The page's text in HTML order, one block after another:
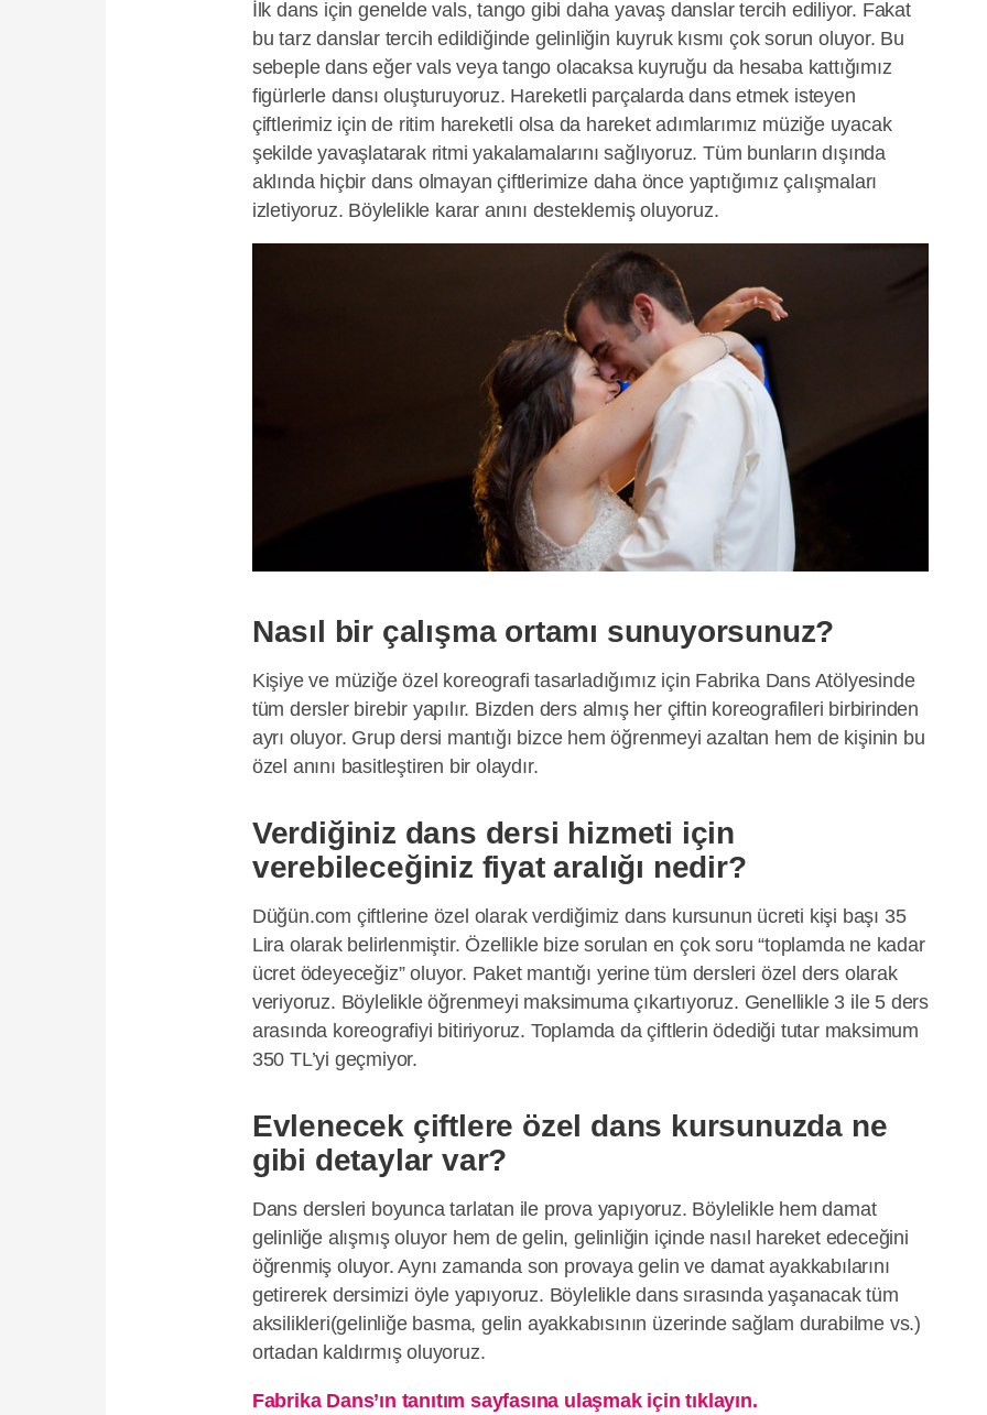
İlk dans için genelde vals, tango gibi daha yavaş danslar tercih ediliyor. Fakat
bu tarz danslar tercih edildiğinde gelinliğin kuyruk kısmı çok sorun oluyor. Bu
sebeple dans eğer vals veya tango olacaksa kuyruğu da hesaba kattığımız
figürlerle dansı oluşturuyoruz. Hareketli parçalarda dans etmek isteyen
çiftlerimiz için de ritim hareketli olsa da hareket adımlarımız müziğe uyacak
şekilde yavaşlatarak ritmi yakalamalarını sağlıyoruz. Tüm bunların dışında
aklında hiçbir dans olmayan çiftlerimize daha önce yaptığımız çalışmaları
izletiyoruz. Böylelikle karar anını desteklemiş oluyoruz.
Nasıl bir çalışma ortamı sunuyorsunuz?
Kişiye ve müziğe özel koreografi tasarladığımız için Fabrika Dans Atölyesinde
tüm dersler birebir yapılır. Bizden ders almış her çiftin koreografileri birbirinden
ayrı oluyor. Grup dersi mantığı bizce hem öğrenmeyi azaltan hem de kişinin bu
özel anını basitleştiren bir olaydır.
Verdiğiniz dans dersi hizmeti için
verebileceğiniz fiyat aralığı nedir?
Düğün.com çiftlerine özel olarak verdiğimiz dans kursunun ücreti kişi başı 35
Lira olarak belirlenmiştir. Özellikle bize sorulan en çok soru “toplamda ne kadar
ücret ödeyeceğiz” oluyor. Paket mantığı yerine tüm dersleri özel ders olarak
veriyoruz. Böylelikle öğrenmeyi maksimuma çıkartıyoruz. Genellikle 3 ile 5 ders
arasında koreografiyi bitiriyoruz. Toplamda da çiftlerin ödediği tutar maksimum
350 TL’yi geçmiyor.
Evlenecek çiftlere özel dans kursunuzda ne
gibi detaylar var?
Dans dersleri boyunca tarlatan ile prova yapıyoruz. Böylelikle hem damat
gelinliğe alışmış oluyor hem de gelin, gelinliğin içinde nasıl hareket edeceğini
öğrenmiş oluyor. Aynı zamanda son provaya gelin ve damat ayakkabılarını
getirerek dersimizi öyle yapıyoruz. Böylelikle dans sırasında yaşanacak tüm
aksilikleri(gelinliğe basma, gelin ayakkabısının üzerinde sağlam durabilme vs.)
ortadan kaldırmış oluyoruz.
Fabrika Dans’ın tanıtım sayfasına ulaşmak için tıklayın.